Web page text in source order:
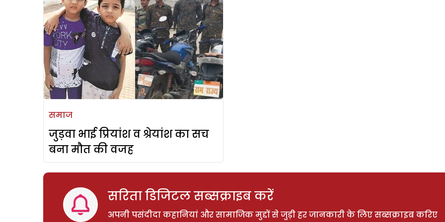
समाज
जुड़वा भाई प्रियांश व श्रेयांश का सच
बना मौत की वजह
सरिता डिजिटल सब्सक्राइब करें
अपनी पसंदीदा कहानियां और सामाजिक मुद्दों से जुड़ी हर जानकारी के लिए सब्सक्राइब करिए